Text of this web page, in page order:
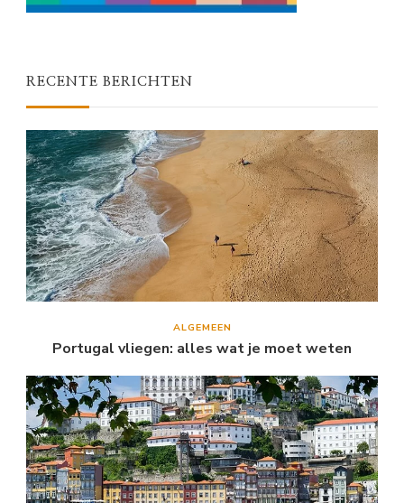
RECENTE BERICHTEN
ALGEMEEN
Portugal vliegen: alles wat je moet weten